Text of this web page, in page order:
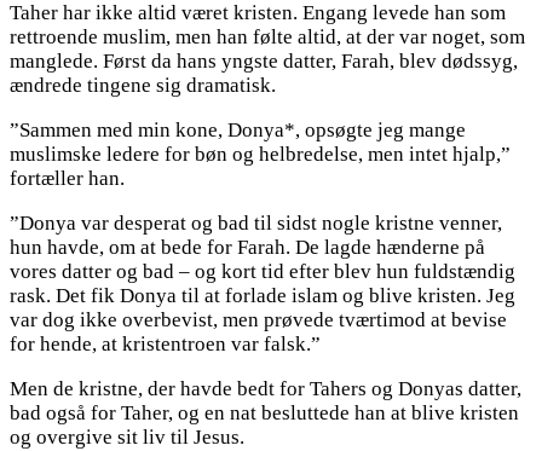
Taher har ikke altid været kristen. Engang levede han som
rettroende muslim, men han følte altid, at der var noget, som
manglede. Først da hans yngste datter, Farah, blev dødssyg,
ændrede tingene sig dramatisk.
”Sammen med min kone, Donya*, opsøgte jeg mange
muslimske ledere for bøn og helbredelse, men intet hjalp,”
fortæller han.
”Donya var desperat og bad til sidst nogle kristne venner,
hun havde, om at bede for Farah. De lagde hænderne på
vores datter og bad – og kort tid efter blev hun fuldstændig
rask. Det fik Donya til at forlade islam og blive kristen. Jeg
var dog ikke overbevist, men prøvede tværtimod at bevise
for hende, at kristentroen var falsk.”
Men de kristne, der havde bedt for Tahers og Donyas datter,
bad også for Taher, og en nat besluttede han at blive kristen
og overgive sit liv til Jesus.